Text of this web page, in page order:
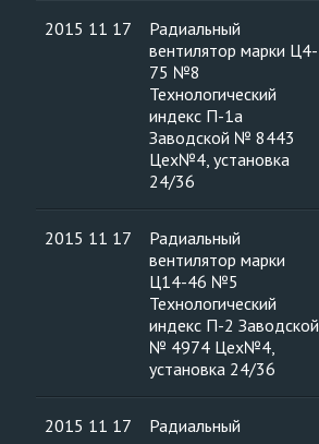
2015 11 17
Радиальный
вентилятор марки Ц4-
75 №8
Технологический
индекс П-1а
Заводской № 8443
Цех№4, установка
24/36
2015 11 17
Радиальный
вентилятор марки
Ц14-46 №5
Технологический
индекс П-2 Заводской
№ 4974 Цех№4,
установка 24/36
2015 11 17
Радиальный